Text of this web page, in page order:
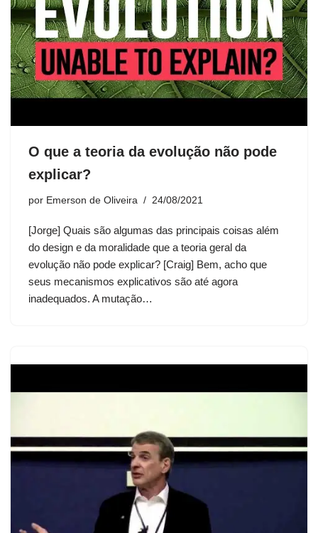
O que a teoria da evolução não pode
explicar?
por Emerson de Oliveira 24/08/2021
[Jorge] Quais são algumas das principais coisas além
do design e da moralidade que a teoria geral da
evolução não pode explicar? [Craig] Bem, acho que
seus mecanismos explicativos são até agora
inadequados. A mutação…